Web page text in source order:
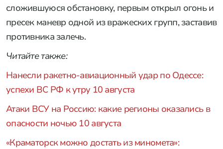
сложившуюся обстановку, первым открыл огонь и
пресек маневр одной из вражеских групп, заставив
противника залечь.
Читайте также:
Нанесли ракетно-авиационный удар по Одессе:
успехи ВС РФ к утру 10 августа
Атаки ВСУ на Россию: какие регионы оказались в
опасности ночью 10 августа
«Краматорск можно достать из миномета»: